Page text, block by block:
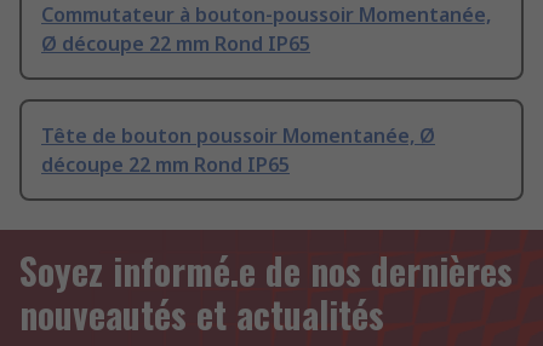
Commutateur à bouton-poussoir Momentanée,
Ø découpe 22 mm Rond IP65
Tête de bouton poussoir Momentanée, Ø
découpe 22 mm Rond IP65
Soyez informé.e de nos dernières
nouveautés et actualités